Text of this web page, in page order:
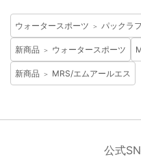
ウォータースポーツ ＞ パックラ
新商品 ＞ ウォータースポーツ
新商品 ＞ MRS/エムアールエス
公式